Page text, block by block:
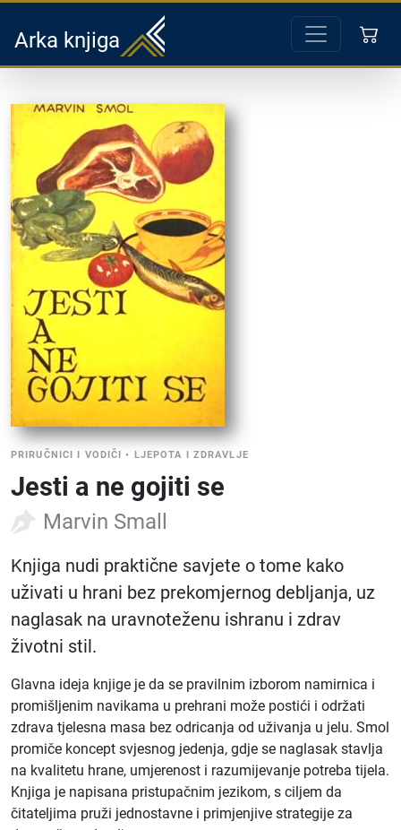
Arka knjiga
PRIRUČNICI I VODIČI • LJEPOTA I ZDRAVLJE
Jesti a ne gojiti se
Marvin Small
Knjiga nudi praktične savjete o tome kako
uživati u hrani bez prekomjernog debljanja, uz
naglasak na uravnoteženu ishranu i zdrav
životni stil.
Glavna ideja knjige je da se pravilnim izborom namirnica i
promišljenim navikama u prehrani može postići i održati
zdrava tjelesna masa bez odricanja od uživanja u jelu. Smol
promiče koncept svjesnog jedenja, gdje se naglasak stavlja
na kvalitetu hrane, umjerenost i razumijevanje potreba tijela.
Knjiga je napisana pristupačnim jezikom, s ciljem da
čitateljima pruži jednostavne i primjenjive strategije za